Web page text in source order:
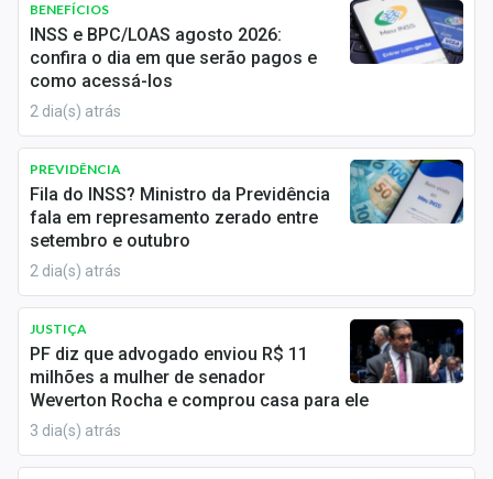
Economia
Empresas
Brasil
Colunas
Internacional
Marketing
Tecnologia
Conteúdo de Marca
O INSS e o
(Fundo de Garantia do Tempo de
Serviço) são dois importantes mecanismos de
proteção social no Brasil, mas têm finalidades e
características distintas. O INSS é o órgão federal
responsável pela gestão da previdência social no
Brasil, tendo como principal função garantir a
seguridade social dos trabalhadores
Já o FGTS é um fundo criado para proteger o
os empregadores depositam 8% do salário de cada
empregado em contas vinculadas ao contrato de
trabalho, administradas pela
Caixa Econômica
Federal.
Esses recursos podem ser sacados pelo trabalhador
em situações específicas, como demissão sem justa
causa, compra da casa própria e aposentadoria. O
BENEFÍCIOS
INSS e BPC/LOAS agosto 2026:
confira o dia em que serão pagos e
como acessá-los
2 dia(s) atrás
PREVIDÊNCIA
Fila do INSS? Ministro da Previdência
fala em represamento zerado entre
setembro e outubro
2 dia(s) atrás
JUSTIÇA
PF diz que advogado enviou R$ 11
milhões a mulher de senador
Weverton Rocha e comprou casa para ele
3 dia(s) atrás